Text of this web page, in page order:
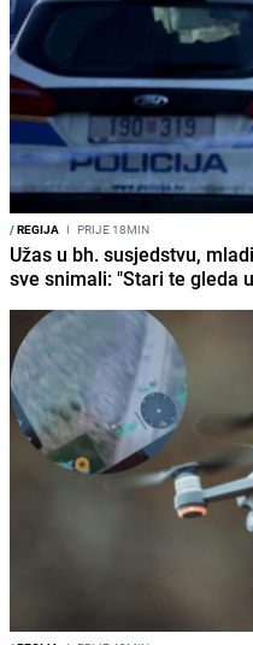
/REGIJA I PRIJE 18MIN
Užas u bh. susjedstvu,
sve snimali: "Stari te gleda